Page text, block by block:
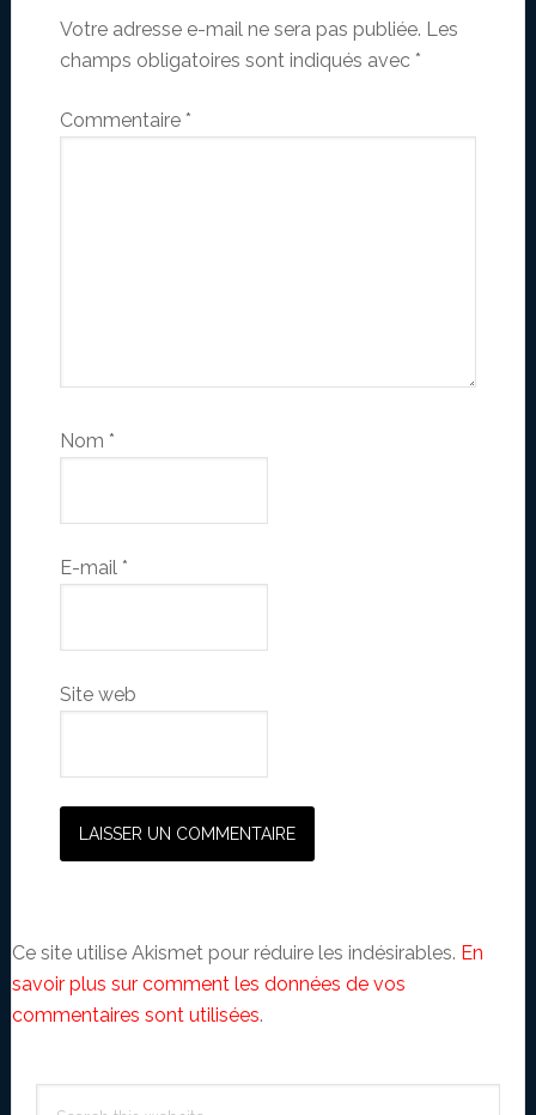
Votre adresse e-mail ne sera pas publiée. Les
champs obligatoires sont indiqués avec *
Commentaire *
Nom *
E-mail *
Site web
Ce site utilise Akismet pour réduire les indésirables. En
savoir plus sur comment les données de vos
commentaires sont utilisées.
Primary